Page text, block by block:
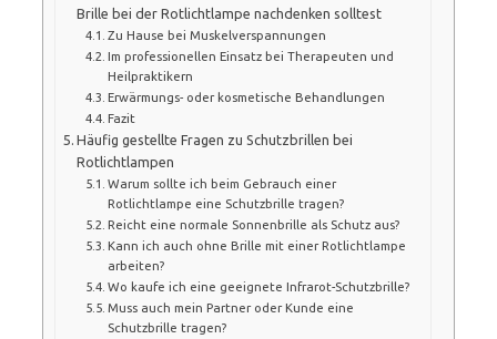
Brille bei der Rotlichtlampe nachdenken solltest
Zu Hause bei Muskelverspannungen
Im professionellen Einsatz bei Therapeuten und
Heilpraktikern
Erwärmungs- oder kosmetische Behandlungen
Fazit
Häufig gestellte Fragen zu Schutzbrillen bei
Rotlichtlampen
Warum sollte ich beim Gebrauch einer
Rotlichtlampe eine Schutzbrille tragen?
Reicht eine normale Sonnenbrille als Schutz aus?
Kann ich auch ohne Brille mit einer Rotlichtlampe
arbeiten?
Wo kaufe ich eine geeignete Infrarot-Schutzbrille?
Muss auch mein Partner oder Kunde eine
Schutzbrille tragen?